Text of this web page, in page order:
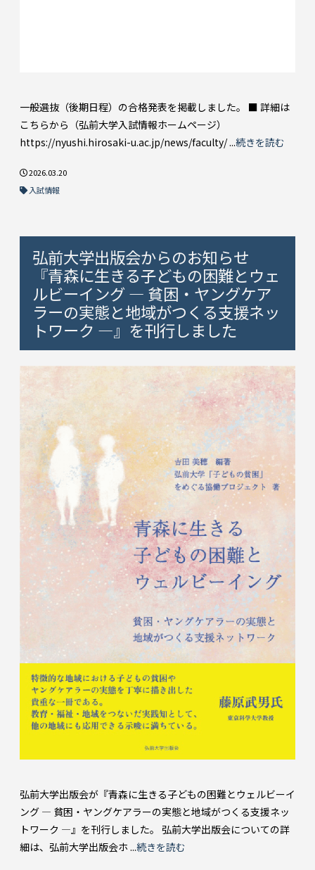
一般選抜（後期日程）の合格発表を掲載しました。 ■ 詳細は
こちらから（弘前大学入試情報ホームページ）
https://nyushi.hirosaki-u.ac.jp/news/faculty/ ...続きを読む
2026.03.20
入試情報
弘前大学出版会からのお知らせ
『青森に生きる子どもの困難とウェ
ルビーイング ― 貧困・ヤングケア
ラーの実態と地域がつくる支援ネッ
トワーク ―』を刊行しました
弘前大学出版会が『青森に生きる子どもの困難とウェルビーイ
ング ― 貧困・ヤングケアラーの実態と地域がつくる支援ネッ
トワーク ―』を刊行しました。 弘前大学出版会についての詳
細は、弘前大学出版会ホ ...続きを読む